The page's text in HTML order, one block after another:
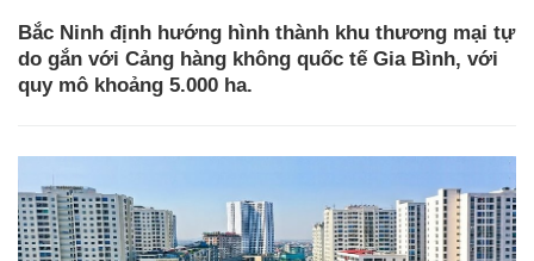
Bắc Ninh định hướng hình thành khu thương mại tự
do gắn với Cảng hàng không quốc tế Gia Bình, với
quy mô khoảng 5.000 ha.